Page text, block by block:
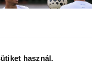
használ.